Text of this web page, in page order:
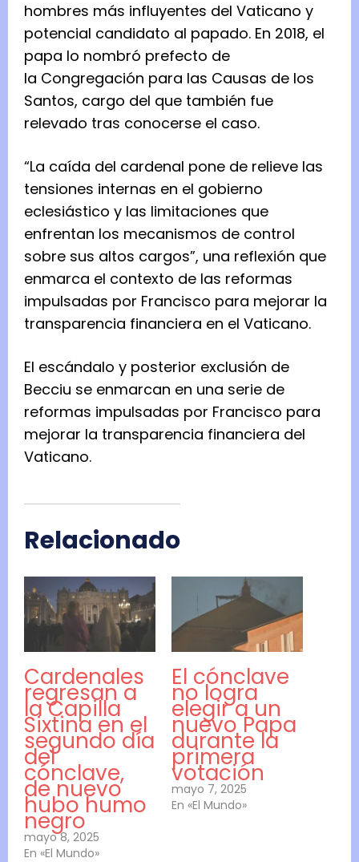
hombres más influyentes del Vaticano y
potencial candidato al papado. En 2018, el
papa lo nombró prefecto de
la Congregación para las Causas de los
Santos, cargo del que también fue
relevado tras conocerse el caso.
“La caída del cardenal pone de relieve las
tensiones internas en el gobierno
eclesiástico y las limitaciones que
enfrentan los mecanismos de control
sobre sus altos cargos”, una reflexión que
enmarca el contexto de las reformas
impulsadas por Francisco para mejorar la
transparencia financiera en el Vaticano.
El escándalo y posterior exclusión de
Becciu se enmarcan en una serie de
reformas impulsadas por Francisco para
mejorar la transparencia financiera del
Vaticano.
Relacionado
Cardenales
regresan a
la Capilla
Sixtina en el
segundo día
del
cónclave,
de nuevo
hubo humo
negro
mayo 8, 2025
En «El Mundo»
El cónclave
no logra
elegir a un
nuevo Papa
durante la
primera
votación
mayo 7, 2025
En «El Mundo»